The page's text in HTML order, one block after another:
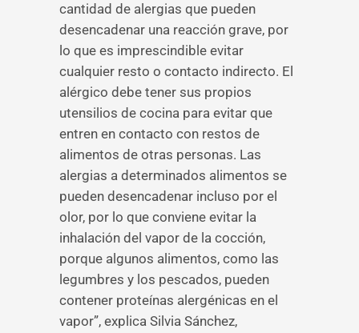
cantidad de alergias que pueden
desencadenar una reacción grave, por
lo que es imprescindible evitar
cualquier resto o contacto indirecto. El
alérgico debe tener sus propios
utensilios de cocina para evitar que
entren en contacto con restos de
alimentos de otras personas. Las
alergias a determinados alimentos se
pueden desencadenar incluso por el
olor, por lo que conviene evitar la
inhalación del vapor de la cocción,
porque algunos alimentos, como las
legumbres y los pescados, pueden
contener proteínas alergénicas en el
vapor”, explica Silvia Sánchez,